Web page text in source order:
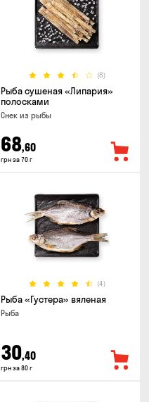
(8)
Рыба сушеная «Липария»
полосками
Снек из рыбы
68,60
грн за 70 г
(4)
Рыба «Густера» вяленая
Рыба
30,40
грн за 80 г